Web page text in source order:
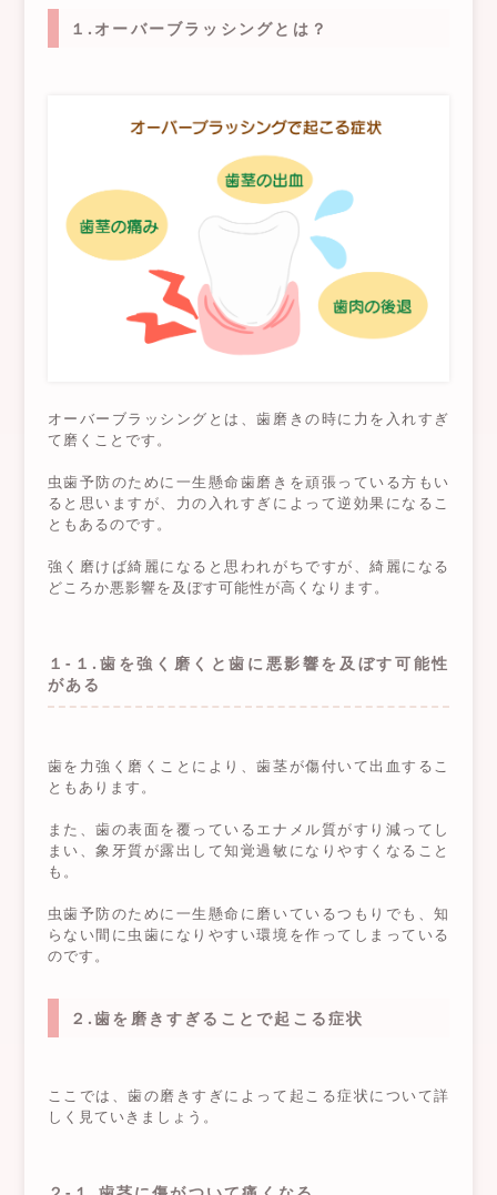
１.オーバーブラッシングとは？
オーバーブラッシングとは、歯磨きの時に力を入れすぎ
て磨くことです。
虫歯予防のために一生懸命歯磨きを頑張っている方もい
ると思いますが、力の入れすぎによって逆効果になるこ
ともあるのです。
強く磨けば綺麗になると思われがちですが、綺麗になる
どころか悪影響を及ぼす可能性が高くなります。
１-１.歯を強く磨くと歯に悪影響を及ぼす可能性
がある
歯を力強く磨くことにより、歯茎が傷付いて出血するこ
ともあります。
また、歯の表面を覆っているエナメル質がすり減ってし
まい、象牙質が露出して知覚過敏になりやすくなること
も。
虫歯予防のために一生懸命に磨いているつもりでも、知
らない間に虫歯になりやすい環境を作ってしまっている
のです。
２.歯を磨きすぎることで起こる症状
ここでは、歯の磨きすぎによって起こる症状について詳
しく見ていきましょう。